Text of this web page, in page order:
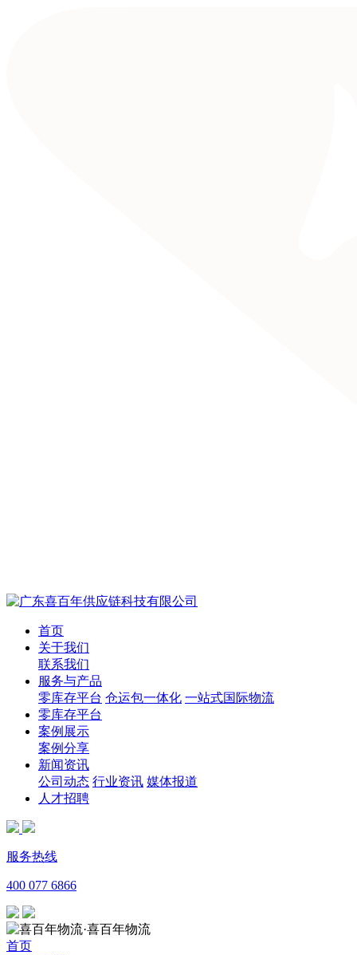
首页
关于我们
联系我们
服务与产品
零库存平台 仓运包一体化 一站式国际物流
零库存平台
案例展示
案例分享
新闻资讯
公司动态 行业资讯 媒体报道
人才招聘
服务热线
400 077 6866
·喜百年物流
首页